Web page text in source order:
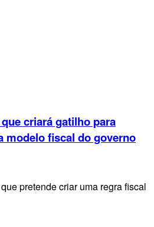
criará gatilho para
modelo fiscal do governo
pretende criar uma regra fiscal